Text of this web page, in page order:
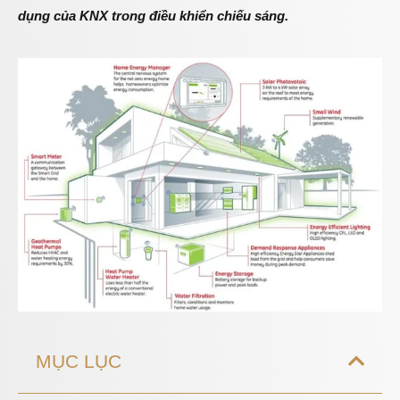
dụng của KNX trong điều khiển chiếu sáng.
MỤC LỤC